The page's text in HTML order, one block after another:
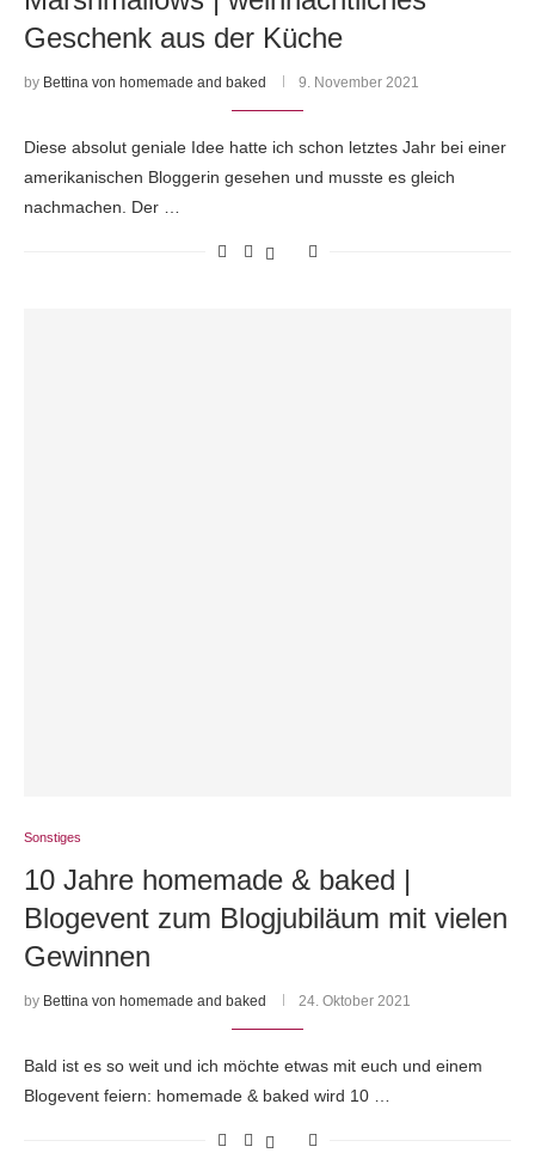
Geschenk aus der Küche
by Bettina von homemade and baked 9. November 2021
Diese absolut geniale Idee hatte ich schon letztes Jahr bei einer
amerikanischen Bloggerin gesehen und musste es gleich
nachmachen. Der …
Sonstiges
10 Jahre homemade & baked |
Blogevent zum Blogjubiläum mit vielen
Gewinnen
by Bettina von homemade and baked 24. Oktober 2021
Bald ist es so weit und ich möchte etwas mit euch und einem
Blogevent feiern: homemade & baked wird 10 …